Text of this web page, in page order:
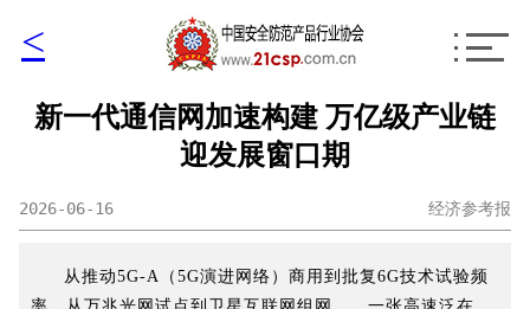
<
新一代通信网加速构建 万亿级产业链
迎发展窗口期
2026-06-16 经济参考报
从推动5G-A（5G演进网络）商用到批复6G技术试验频